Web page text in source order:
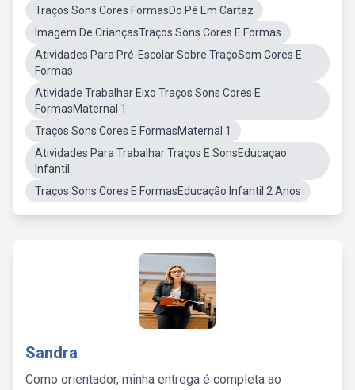
Traços Sons Cores FormasDo Pé Em Cartaz
Imagem De CriançasTraços Sons Cores E Formas
Atividades Para Pré-Escolar Sobre TraçoSom Cores E
Formas
Atividade Trabalhar Eixo Traços Sons Cores E
FormasMaternal 1
Traços Sons Cores E FormasMaternal 1
Atividades Para Trabalhar Traços E SonsEducaçao
Infantil
Traços Sons Cores E FormasEducação Infantil 2 Anos
Sandra
Como orientador, minha entrega é completa ao